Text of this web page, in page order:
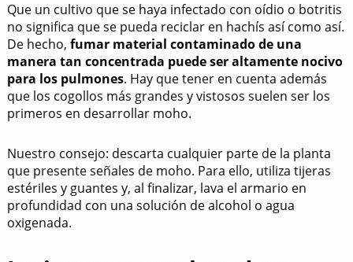
Que un cultivo que se haya infectado con oídio o botritis
no significa que se pueda reciclar en hachís así como así.
De hecho, fumar material contaminado de una
manera tan concentrada puede ser altamente nocivo
para los pulmones. Hay que tener en cuenta además
que los cogollos más grandes y vistosos suelen ser los
primeros en desarrollar moho.
Nuestro consejo: descarta cualquier parte de la planta
que presente señales de moho. Para ello, utiliza tijeras
estériles y guantes y, al finalizar, lava el armario en
profundidad con una solución de alcohol o agua
oxigenada.